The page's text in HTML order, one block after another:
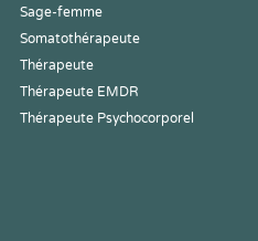
Sage-femme
Somatothérapeute
Thérapeute
Thérapeute EMDR
Thérapeute Psychocorporel